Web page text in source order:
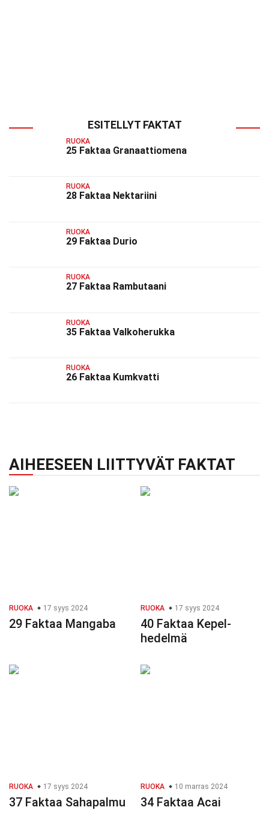
ESITELLYT FAKTAT
RUOKA
25 Faktaa Granaattiomena
RUOKA
28 Faktaa Nektariini
RUOKA
29 Faktaa Durio
RUOKA
27 Faktaa Rambutaani
RUOKA
35 Faktaa Valkoherukka
RUOKA
26 Faktaa Kumkvatti
AIHEESEEN LIITTYVÄT FAKTAT
RUOKA 17 syys 2024
29 Faktaa Mangaba
RUOKA 17 syys 2024
40 Faktaa Kepel-
hedelmä
RUOKA 17 syys 2024
37 Faktaa Sahapalmu
RUOKA 10 marras 2024
34 Faktaa Acai